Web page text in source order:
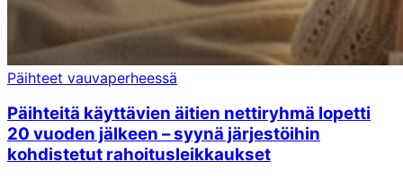
Päihteet vauvaperheessä
Päihteitä käyttävien äitien nettiryhmä lopetti
20 vuoden jälkeen – syynä järjestöihin
kohdistetut rahoitusleikkaukset